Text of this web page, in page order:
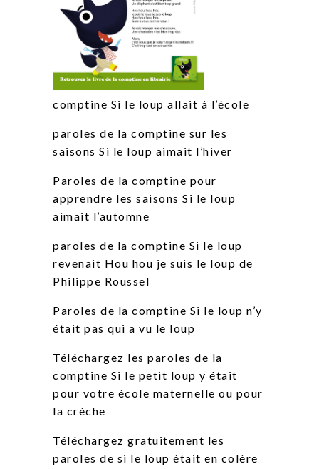
comptine Si le loup allait à l’école
paroles de la comptine sur les
saisons Si le loup aimait l’hiver
Paroles de la comptine pour
apprendre les saisons Si le loup
aimait l’automne
paroles de la comptine Si le loup
revenait Hou hou je suis le loup de
Philippe Roussel
Paroles de la comptine Si le loup n’y
était pas qui a vu le loup
Téléchargez les paroles de la
comptine Si le petit loup y était
pour votre école maternelle ou pour
la crèche
Téléchargez gratuitement les
paroles de si le loup était en colère